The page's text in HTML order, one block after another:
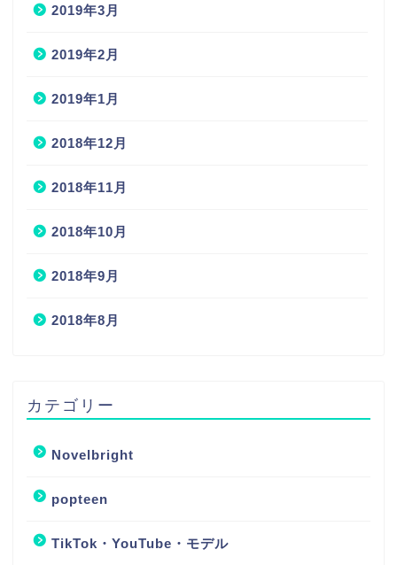
2019年3月
2019年2月
2019年1月
2018年12月
2018年11月
2018年10月
2018年9月
2018年8月
カテゴリー
Novelbright
popteen
TikTok・YouTube・モデル